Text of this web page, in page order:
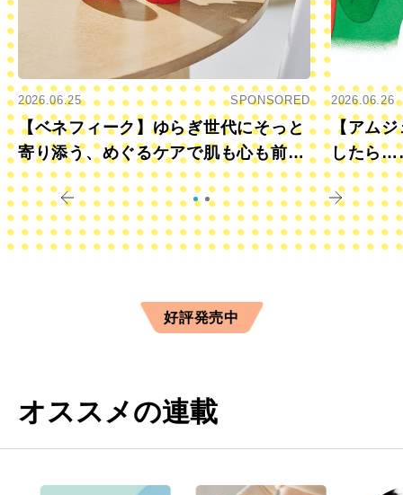
2026.06.25 SPONSORED
【ベネフィーク】ゆらぎ世代にそっと
寄り添う、めぐるケアで肌も心も前向
きに
2026.06.26
【アムジ
したら
すか？
好評発売中
オススメの連載